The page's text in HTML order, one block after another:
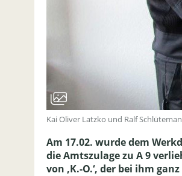
Kai Oliver Latzko und Ralf
Am 17.02. wurde dem
die Amtszulage zu A 9
von ‚K.-O.‘, der bei ihm